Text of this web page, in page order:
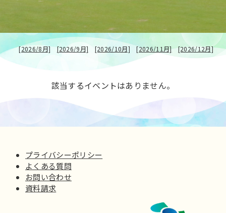
[2026/8月] [2026/9月] [2026/10月] [2026/11月] [2026/12月]
該当するイベントはありません。
プライバシーポリシー
よくある質問
お問い合わせ
資料請求